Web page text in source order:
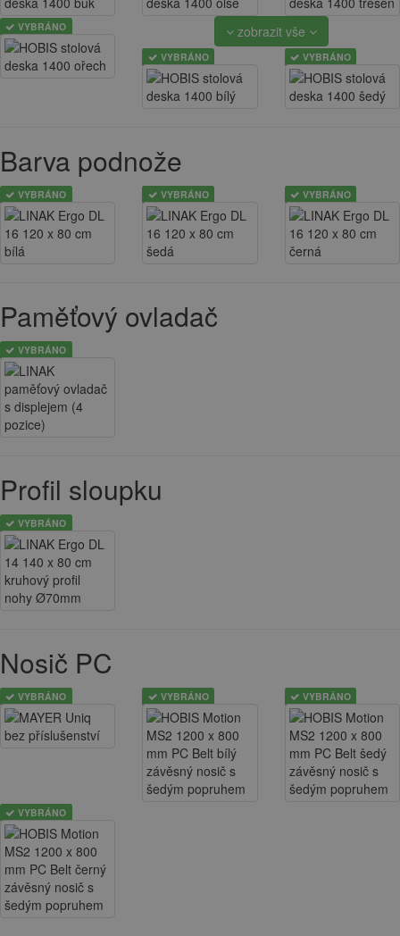
VYBRÁNO zobrazit vše
VYBRÁNO VYBRÁNO
Barva podnože
VYBRÁNO VYBRÁNO VYBRÁNO
Paměťový ovladač
VYBRÁNO
Profil sloupku
VYBRÁNO
Nosič PC
VYBRÁNO VYBRÁNO VYBRÁNO
VYBRÁNO